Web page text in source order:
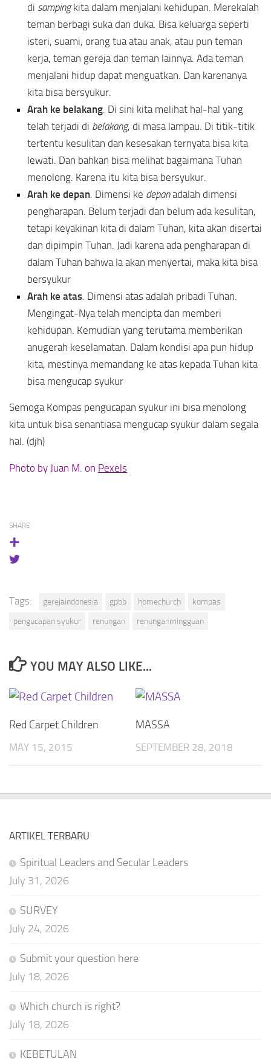
di sampingkita dalam menjalani kehidupan. Merekalah
teman berbagi suka dan duka. Bisa keluarga seperti
isteri, suami, orang tua atau anak, atau pun teman
kerja, teman gereja dan teman lainnya. Ada teman
menjalani hidup dapat menguatkan. Dan karenanya
kita bisa bersyukur.
Arah ke belakang . Di sini kita melihat hal-hal yang
telah terjadi di belakang, di masa lampau. Di titik-titik
tertentu kesulitan dan kesesakan ternyata bisa kita
lewati. Dan bahkan bisa melihat bagaimana Tuhan
menolong. Karena itu kita bisa bersyukur.
Arah ke depan . Dimensi ke depanadalah dimensi
pengharapan. Belum terjadi dan belum ada kesulitan,
tetapi keyakinan kita di dalam Tuhan, kita akan disertai
dan dipimpin Tuhan. Jadi karena ada pengharapan di
dalam Tuhan bahwa Ia akan menyertai, maka kita bisa
bersyukur
Arah ke atas . Dimensi atas adalah pribadi Tuhan.
Mengingat-Nya telah mencipta dan memberi
kehidupan. Kemudian yang terutama memberikan
anugerah keselamatan. Dalam kondisi apa pun hidup
kita, mestinya memandang ke atas kepada Tuhan kita
bisa mengucap syukur
Semoga Kompas pengucapan syukur ini bisa menolong
kita untuk bisa senantiasa mengucap syukur dalam segala
hal. (djh)
Photo by Juan M. on Pexels
SHARE
Tags: gerejaindonesia gpbb homechurch
kompas
pengucapan syukur
renungan renunganmingguan
YOU MAY ALSO LIKE...
Red Carpet Children
MAY 15, 2015
MASSA
SEPTEMBER 28, 2018
ARTIKEL TERBARU
Spiritual Leaders and Secular Leaders
July 31, 2026
SURVEY
July 24, 2026
Submit your question here
July 18, 2026
Which church is right?
July 18, 2026
KEBETULAN